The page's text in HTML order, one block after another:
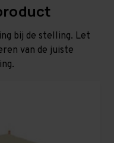
bij de stelling. Let
van de juiste